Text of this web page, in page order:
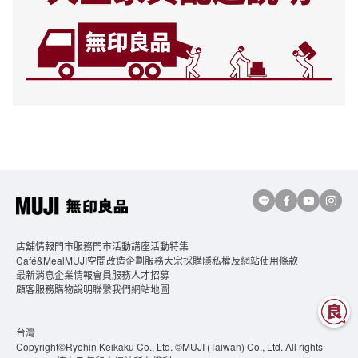
台灣
Copyright©Ryohin Keikaku Co., Ltd. ©MUJI (Taiwan) Co., Ltd. All rights
店舖情報門市服務門市活動講座活動特集
Café&MealMUJI空間改造企劃服務大宗採購隱私權及網站使用條款
最新消息企業情報會員服務人才招募
顧客服務購物說明聯繫我們網站地圖